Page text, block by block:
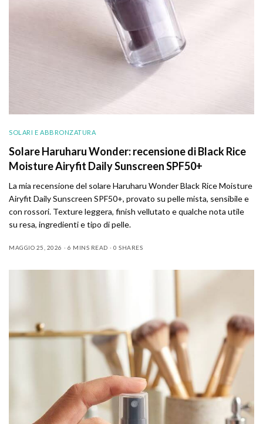
SOLARI E ABBRONZATURA
Solare Haruharu Wonder: recensione di Black Rice
Moisture Airyfit Daily Sunscreen SPF50+
La mia recensione del solare Haruharu Wonder Black Rice Moisture
Airyfit Daily Sunscreen SPF50+, provato su pelle mista, sensibile e
con rossori. Texture leggera, finish vellutato e qualche nota utile
su resa, ingredienti e tipo di pelle.
MAGGIO 25, 2026 6 MINS READ 0 SHARES